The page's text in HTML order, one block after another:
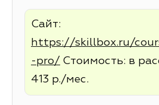
Сайт:
https://skillbox.ru/
-pro/ Стоимость: в
413 р./мес.